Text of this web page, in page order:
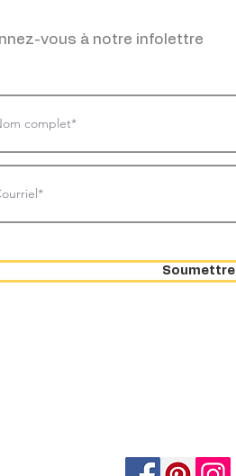
vous à notre infolettre
Soumettre